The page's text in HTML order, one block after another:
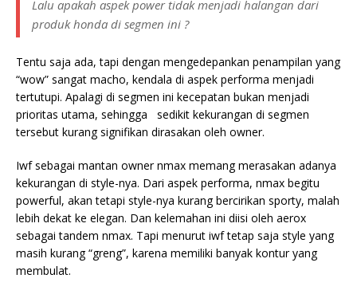
Lalu apakah aspek power tidak menjadi halangan dari
produk honda di segmen ini ?
Tentu saja ada, tapi dengan mengedepankan penampilan yang
“wow” sangat macho, kendala di aspek performa menjadi
tertutupi. Apalagi di segmen ini kecepatan bukan menjadi
prioritas utama, sehingga sedikit kekurangan di segmen
tersebut kurang signifikan dirasakan oleh owner.
Iwf sebagai mantan owner nmax memang merasakan adanya
kekurangan di style-nya. Dari aspek performa, nmax begitu
powerful, akan tetapi style-nya kurang bercirikan sporty, malah
lebih dekat ke elegan. Dan kelemahan ini diisi oleh aerox
sebagai tandem nmax. Tapi menurut iwf tetap saja style yang
masih kurang “greng”, karena memiliki banyak kontur yang
membulat.